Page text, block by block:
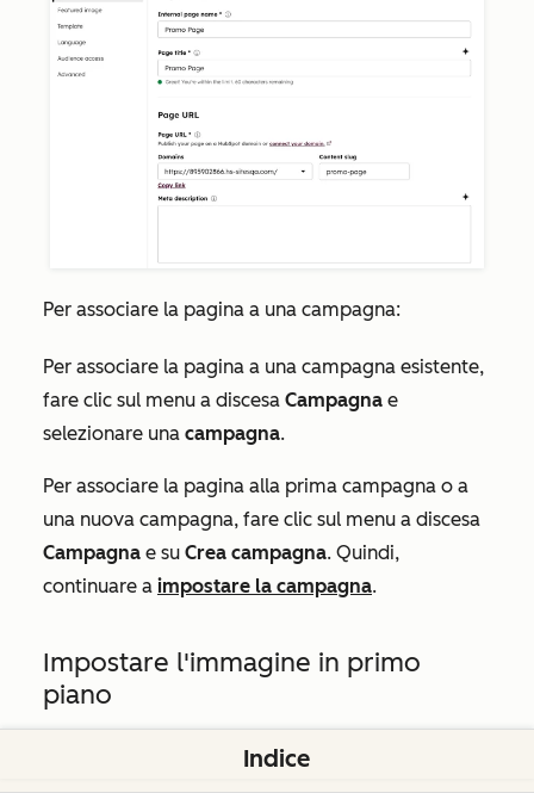
Per associare la pagina a una campagna:
Per associare la pagina a una campagna esistente,
fare clic sul menu a discesa Campagna e
selezionare una campagna.
Per associare la pagina alla prima campagna o a
una nuova campagna, fare clic sul menu a discesa
Campagna e su Crea campagna. Quindi,
continuare a impostare la campagna.
Impostare l'immagine in primo
piano
Per aggiungere un'immagine in primo piano da
Indice